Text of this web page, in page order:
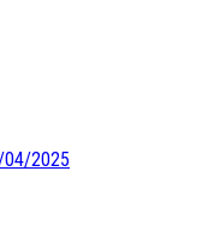
04/2025